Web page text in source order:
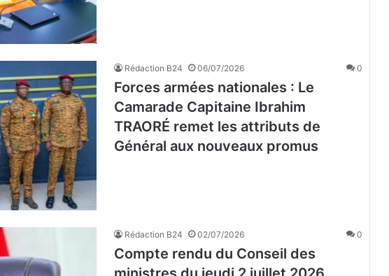
Rédaction B24 06/07/2026 0
Forces armées nationales : Le
Camarade Capitaine Ibrahim
TRAORÉ remet les attributs de
Général aux nouveaux promus
Rédaction B24 02/07/2026 0
Compte rendu du Conseil des